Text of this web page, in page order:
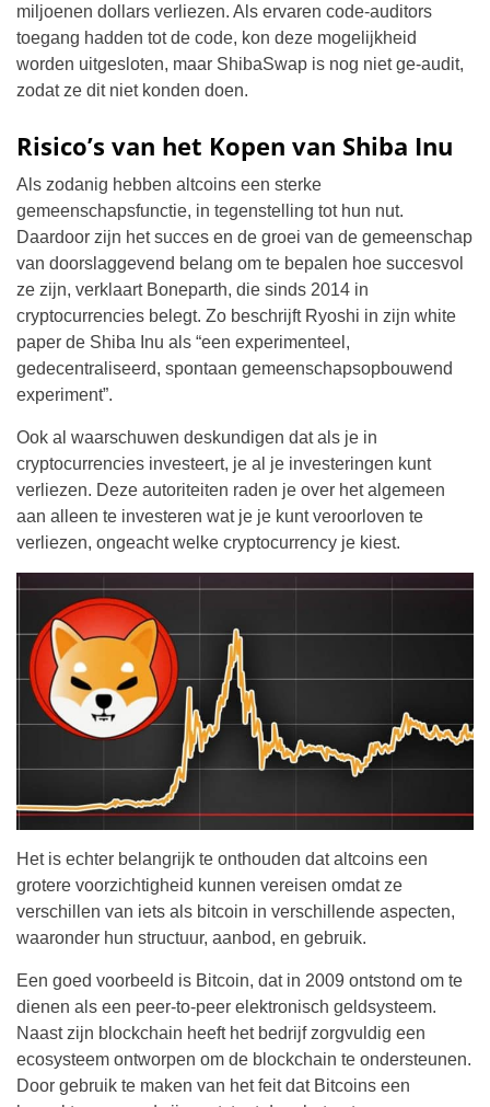
miljoenen dollars verliezen. Als ervaren code-auditors
toegang hadden tot de code, kon deze mogelijkheid
worden uitgesloten, maar ShibaSwap is nog niet ge-audit,
zodat ze dit niet konden doen.
Risico’s van het Kopen van Shiba Inu
Als zodanig hebben altcoins een sterke
gemeenschapsfunctie, in tegenstelling tot hun nut.
Daardoor zijn het succes en de groei van de gemeenschap
van doorslaggevend belang om te bepalen hoe succesvol
ze zijn, verklaart Boneparth, die sinds 2014 in
cryptocurrencies belegt. Zo beschrijft Ryoshi in zijn white
paper de Shiba Inu als “een experimenteel,
gedecentraliseerd, spontaan gemeenschapsopbouwend
experiment”.
Ook al waarschuwen deskundigen dat als je in
cryptocurrencies investeert, je al je investeringen kunt
verliezen. Deze autoriteiten raden je over het algemeen
aan alleen te investeren wat je je kunt veroorloven te
verliezen, ongeacht welke cryptocurrency je kiest.
Het is echter belangrijk te onthouden dat altcoins een
grotere voorzichtigheid kunnen vereisen omdat ze
verschillen van iets als bitcoin in verschillende aspecten,
waaronder hun structuur, aanbod, en gebruik.
Een goed voorbeeld is Bitcoin, dat in 2009 ontstond om te
dienen als een peer-to-peer elektronisch geldsysteem.
Naast zijn blockchain heeft het bedrijf zorgvuldig een
ecosysteem ontworpen om de blockchain te ondersteunen.
Door gebruik te maken van het feit dat Bitcoins een